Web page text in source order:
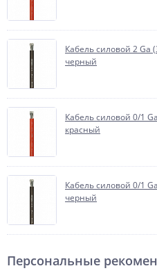
Кабель силовой 2 Ga
черный
Кабель силовой 0/1
красный
Кабель силовой 0/1
черный
Персональные